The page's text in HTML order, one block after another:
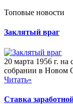
Топовые новости
Заклятый враг
20 марта 1956 г.
собрании в Новом
Читать»
Ставка